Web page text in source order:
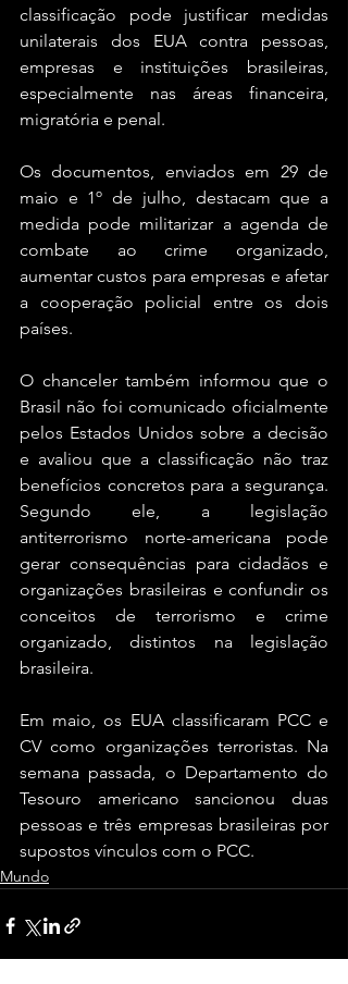
classificação pode justificar medidas
unilaterais dos EUA contra pessoas,
empresas e instituições brasileiras,
especialmente nas áreas financeira,
migratória e penal.
Os documentos, enviados em 29 de
maio e 1º de julho, destacam que a
medida pode militarizar a agenda de
combate ao crime organizado,
aumentar custos para empresas e afetar
a cooperação policial entre os dois
países.
O chanceler também informou que o
Brasil não foi comunicado oficialmente
pelos Estados Unidos sobre a decisão
e avaliou que a classificação não traz
benefícios concretos para a segurança.
Segundo ele, a legislação
antiterrorismo norte-americana pode
gerar consequências para cidadãos e
organizações brasileiras e confundir os
conceitos de terrorismo e crime
organizado, distintos na legislação
brasileira.
Em maio, os EUA classificaram PCC e
CV como organizações terroristas. Na
semana passada, o Departamento do
Tesouro americano sancionou duas
pessoas e três empresas brasileiras por
supostos vínculos com o PCC.
Mundo